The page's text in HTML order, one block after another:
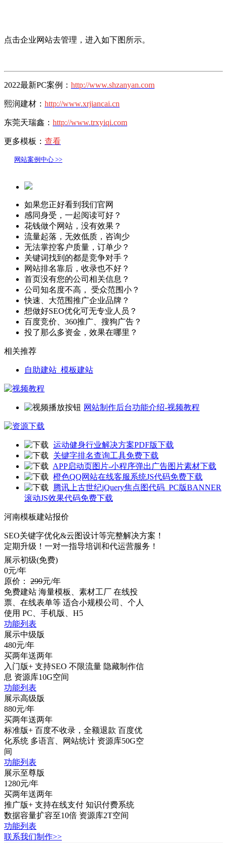
点击企业网站去管理，进入如下图所示。
2022最新PC案例： http://www.shzanyan.com
熙润建材： http://www.xrjiancai.cn
东莞天瑞鑫： http://www.trxyiqi.com
更多模板： 查看
网站案例中心 >>
如果您正好看到我们官网
感同身受，一起阅读可好？
花钱做个网站，没有效果？
流量起落，无效低质，咨询少
无法掌控客户质量，订单少？
关键词找到的都是竞争对手？
网站排名靠后，收录也不好？
首页没有您的公司相关信息？
公司知名度不高， 受众范围小？
快速、大范围推广企业品牌？
想做好SEO优化可无专业人员？
百度竞价、360推广、搜狗广告？
投了那么多资金，效果在哪里？
相关推荐
自助建站_模板建站
网站制作后台功能介绍-视频教程
运动健身行业解决方案PDF版下载
关键字排名查询工具免费下载
APP启动页图片-小程序弹出广告图片素材下载
橙色QQ网站在线客服系统JS代码免费下载
腾讯上古世纪jQuery焦点图代码_PC版BANNER
滚动JS效果代码免费下载
河南模板建站报价
SEO关键字优化&云图设计等完整解决方案！
定期升级！一对一指导培训和代运营服务！
展示初级(免费)
0元/年
原价： 299元/年
免费建站 海量模板、素材工厂 在线投
票、在线表单等 适合小规模公司、个人
使用 PC、手机版、H5
功能列 表
展示中级版
480元/年
买两年送两年
入门版+ 支持SEO 不限流量 隐藏制作信
息 资源库10G空间
功能列 表
展示高级版
880元/年
买两年送两年
标准版+ 百度不收录，全额退款 百度优
化系统 多语言、网站统计 资源库50G空
间
功能列 表
展示至尊版
1280元/年
买两年送两年
推广版+ 支持在线支付 知识付费系统
数据容量扩容至10倍 资源库2T空间
功能列 表
联系我们制作>>